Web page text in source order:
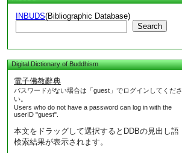
INBUDS(Bibliographic Database)
Search
Digital Dictionary of Buddhism
電子佛教辭典
パスワードがない場合は「guest」でログインしてくださ
い。
Users who do not have a password can log in with the
userID "guest".
本文をドラッグして選択するとDDBの見出し語
検索結果が表示されます。